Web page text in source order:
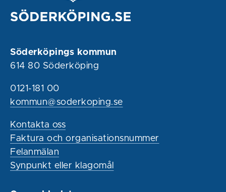
Söderköpings kommun
614 80 Söderköping
0121-181 00
kommun@soderkoping.se
Kontakta oss
Faktura och organisationsnummer
Felanmälan
Synpunkt eller klagomål